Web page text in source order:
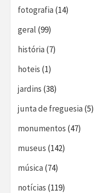
fotografia(14)
geral (99)
história(7)
hoteis (1)
jardins (38)
junta de freguesia(5)
monumentos (47)
museus (142)
música(74)
notícias (119)